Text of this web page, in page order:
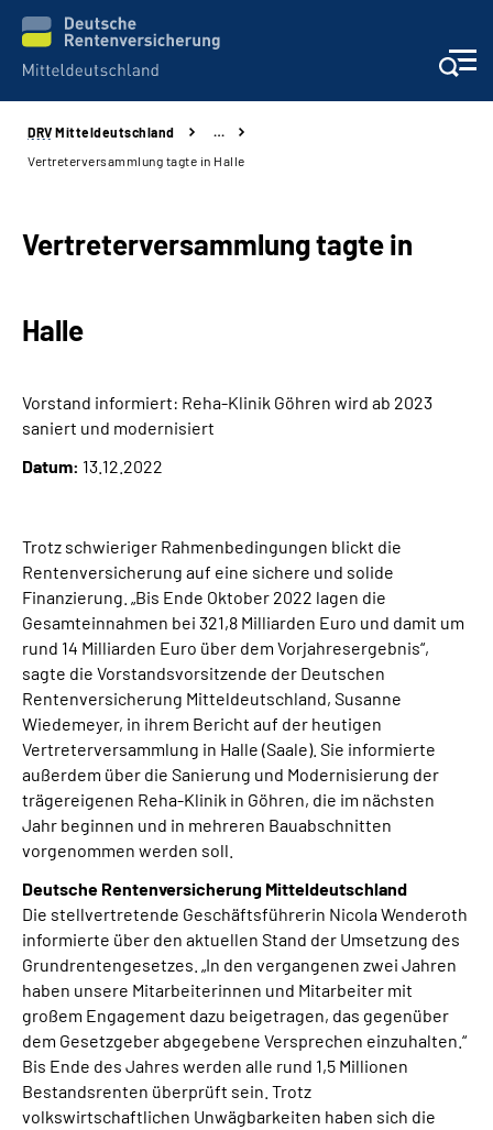
Aktuelles
Karriere
Inhalte in Gebärdensprache (DGS)
Leichte Sprache
Suche
Mein Kundenportal
DRV Mitteldeutschland
…
Vertreterversammlung tagte in Halle
Vertreterversammlung tagte in
Halle
Vorstand informiert: Reha-Klinik Göhren wird ab 2023
saniert und modernisiert
Datum: 13.12.2022
Trotz schwieriger Rahmenbedingungen blickt die
Rentenversicherung auf eine sichere und solide
Finanzierung. „Bis Ende Oktober 2022 lagen die
Gesamteinnahmen bei 321,8 Milliarden Euro und damit um
rund 14 Milliarden Euro über dem Vorjahresergebnis“,
sagte die Vorstandsvorsitzende der Deutschen
Rentenversicherung Mitteldeutschland, Susanne
Wiedemeyer, in ihrem Bericht auf der heutigen
Vertreterversammlung in Halle (Saale). Sie informierte
außerdem über die Sanierung und Modernisierung der
trägereigenen Reha-Klinik in Göhren, die im nächsten
Jahr beginnen und in mehreren Bauabschnitten
vorgenommen werden soll.
Deutsche Rentenversicherung Mitteldeutschland
Die stellvertretende Geschäftsführerin Nicola Wenderoth
informierte über den aktuellen Stand der Umsetzung des
Grundrentengesetzes. „In den vergangenen zwei Jahren
haben unsere Mitarbeiterinnen und Mitarbeiter mit
großem Engagement dazu beigetragen, das gegenüber
dem Gesetzgeber abgegebene Versprechen einzuhalten.“
Bis Ende des Jahres werden alle rund 1,5 Millionen
Bestandsrenten überprüft sein. Trotz
volkswirtschaftlichen Unwägbarkeiten haben sich die